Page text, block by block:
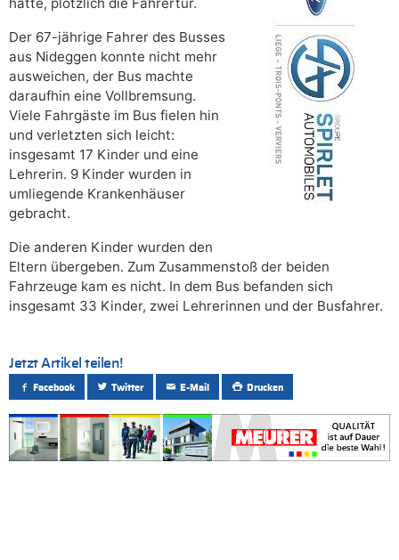
hatte, plötzlich die Fahrertür.
Der 67-jährige Fahrer des Busses
aus Nideggen konnte nicht mehr
ausweichen, der Bus machte
daraufhin eine Vollbremsung.
Viele Fahrgäste im Bus fielen hin
und verletzten sich leicht:
insgesamt 17 Kinder und eine
Lehrerin. 9 Kinder wurden in
umliegende Krankenhäuser
gebracht.
Die anderen Kinder wurden den
Eltern übergeben. Zum Zusammenstoß der beiden
Fahrzeuge kam es nicht. In dem Bus befanden sich
insgesamt 33 Kinder, zwei Lehrerinnen und der Busfahrer.
Jetzt Artikel teilen!
Facebook Twitter E-Mail Drucken